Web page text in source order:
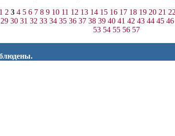
1 2 3 4 5 6 7 8 9 10 11 12 13 14 15 16 17 18 19 20 21 22
29 30 31 32 33 34 35 36 37 38 39 40 41 42 43 44 45 46
53 54 55 56 57